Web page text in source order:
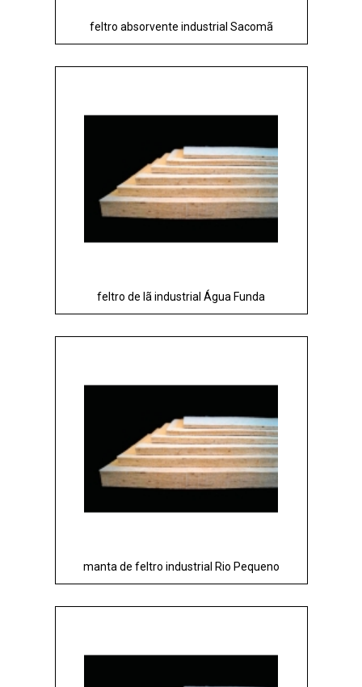
feltro absorvente industrial Sacomã
feltro de lã industrial Água Funda
manta de feltro industrial Rio Pequeno